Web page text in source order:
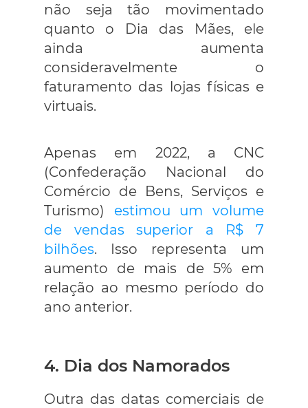
não seja tão movimentado
quanto o Dia das Mães, ele
ainda aumenta
consideravelmente o
faturamento das lojas físicas e
virtuais.
Apenas em 2022, a CNC
(Confederação Nacional do
Comércio de Bens, Serviços e
Turismo) estimou um volume
de vendas superior a R$ 7
bilhões. Isso representa um
aumento de mais de 5% em
relação ao mesmo período do
ano anterior.
4. Dia dos Namorados
Outra das datas comerciais de